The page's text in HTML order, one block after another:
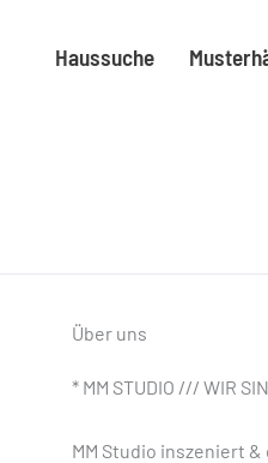
Haussuche
Über uns
* MM STUDIO /// WIR
MM Studio inszeniert